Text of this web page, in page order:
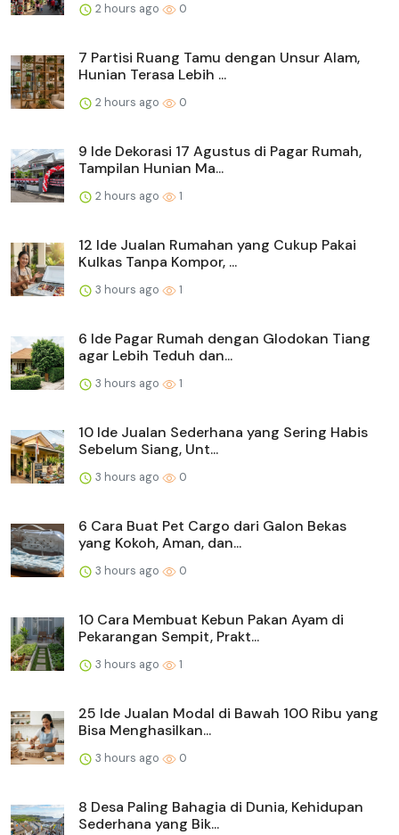
2 hours ago 0
7 Partisi Ruang Tamu dengan Unsur Alam,
Hunian Terasa Lebih ...
2 hours ago 0
9 Ide Dekorasi 17 Agustus di Pagar Rumah,
Tampilan Hunian Ma...
2 hours ago 1
12 Ide Jualan Rumahan yang Cukup Pakai
Kulkas Tanpa Kompor, ...
3 hours ago 1
6 Ide Pagar Rumah dengan Glodokan Tiang
agar Lebih Teduh dan...
3 hours ago 1
10 Ide Jualan Sederhana yang Sering Habis
Sebelum Siang, Unt...
3 hours ago 0
6 Cara Buat Pet Cargo dari Galon Bekas
yang Kokoh, Aman, dan...
3 hours ago 0
10 Cara Membuat Kebun Pakan Ayam di
Pekarangan Sempit, Prakt...
3 hours ago 1
25 Ide Jualan Modal di Bawah 100 Ribu yang
Bisa Menghasilkan...
3 hours ago 0
8 Desa Paling Bahagia di Dunia, Kehidupan
Sederhana yang Bik...